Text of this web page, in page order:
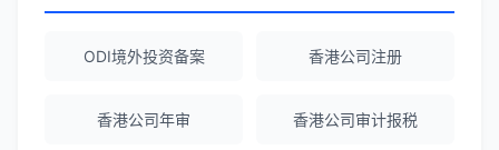
ODI境外投资备案 香港公司注册
香港公司年审 香港公司审计报税